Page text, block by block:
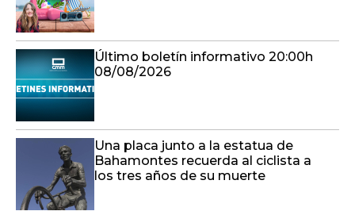
Último boletín informativo 20:00h
08/08/2026
Una placa junto a la estatua de
Bahamontes recuerda al ciclista a
los tres años de su muerte